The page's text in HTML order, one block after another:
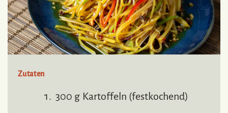
Zutaten
300 g Kartoffeln (festkochend)